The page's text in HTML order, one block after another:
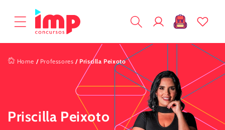
conteúdo
login
Carrinho
Home / Professores / Priscilla Peixoto
Priscilla Peixoto